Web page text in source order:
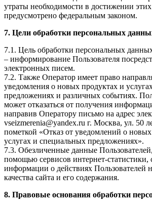
утраты необходимости в достижении
предусмотрено федеральным законом.
7. Цели обработки персональных
7.1. Цель обработки персональных
– информирование Пользователя
электронных писем.
7.2. Также Оператор имеет право
уведомления о новых продуктах и
предложениях и различных событиях.
может отказаться от получения
направив Оператору письмо на адрес
vseizmerenia@yandex.ru г. Москва, ул. 50
пометкой «Отказ от уведомлений о
услугах и специальных предложениях».
7.3. Обезличенные данные
помощью сервисов интернет-статистики,
информации о действиях Пользователей
качества сайта и его содержания.
8. Правовые основания обработки